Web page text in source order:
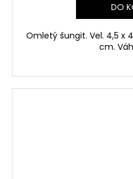
DO
Omletý šungit. Vel. 4,5 x
cm.